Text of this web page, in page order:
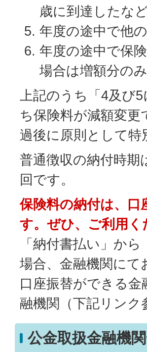
歳に到達したなど
年度の途中で他
年度の途中で保
場合は増額分の
上記のうち「4及び
ち保険料が減額変
過後に原則として
普通徴収の納付時期
回です。
保険料の納付は、口
す。ぜひ、ご利用く
「納付書払い」か
場合、金融機関に
口座振替ができる
融機関（下記リンク
公金取扱金融機